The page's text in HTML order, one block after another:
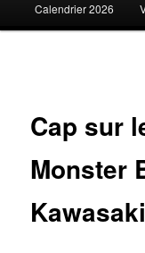
Calendrier 2026
Cap sur
Monster
Kawasaki